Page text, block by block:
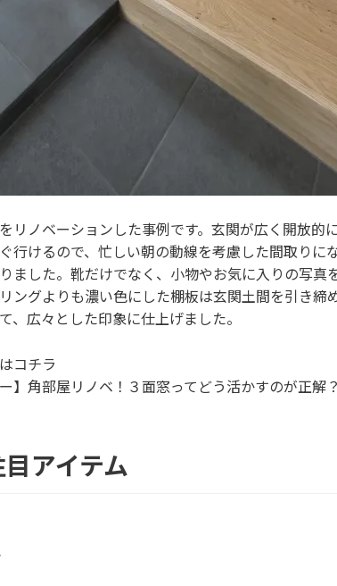
リノベーションした事例です。玄関が広く開放的
行けるので、忙しい朝の動線を考慮した間取りに
ました。靴だけでなく、小物やお気に入りの写真
ングよりも濃い色にした棚板は玄関土間を引き締
、広々とした印象に仕上げました。
コチラ
】角部屋リノベ！３面窓ってどう活かすのが正
アイテム